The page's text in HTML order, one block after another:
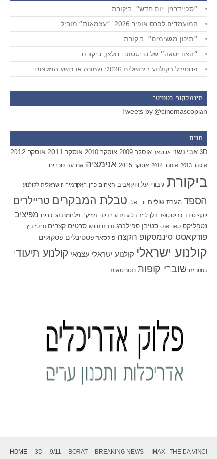
״ספיידרמן: יום חדש״, ביקורת
המועמדים לפרס אופיר 2026: ״עצמאות״ מוביל
״תיכון מגשימים״, ביקורת
״האודיסאה״ של כריסטופר נולאן, ביקורת
פסטיבל הקולנוע בירושלים 2026: שמונה או תשע המלצות
סינמסקופ בטוויטר
Tweets by @cinemascopian
תגים
3D אבי נשר אווטאר אוסקר 2009 אוסקר 2010 אוסקר 2011 אוסקר 2012
אוסקר 2013 אוסקר 2014 אוסקר 2015 אנימציה ארבעה כוכבים
ביקורת גיבורי על דוקאביב האחים כהן האקדמיה הישראלית לקולנוע
הספד הערת שוליים וודי אלן טבלת המבקרים טריילרים
יוסף סידר כריסטופר נולן לייב בלוג מדע בדיוני מוזיקה מלחמת הכוכבים מפיצים
נטפליקס סאנדאנס סטיבן ספילברג סיכום חודש סרטים קצרים סרטי קיץ
פודקאסט סינמסקופ הקצה פיקסאר פסטיבלים פסקולים
קולנוע ישראלי קולנוע ישראלי עצמאי קולנוע תיעודי
קטנוניזם שוברי קופות תסריטאות
HOME 3D 9/11 BORAT BREAKING NEWS IMAX
THE DA VINCI